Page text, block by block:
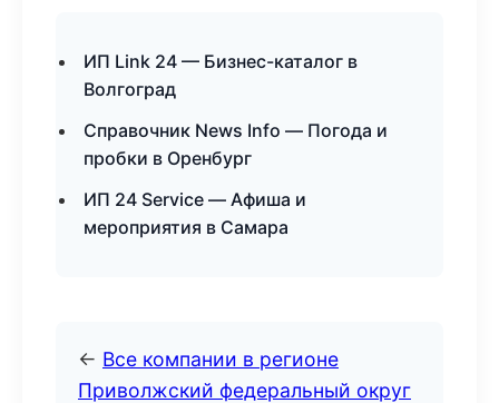
ИП Link 24 — Бизнес-каталог в
Волгоград
Справочник News Info — Погода и
пробки в Оренбург
ИП 24 Service — Афиша и
мероприятия в Самара
← Все компании в регионе
Приволжский федеральный округ